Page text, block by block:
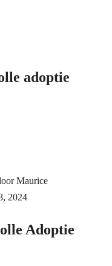
adoptie
Maurice
2024
Adoptie